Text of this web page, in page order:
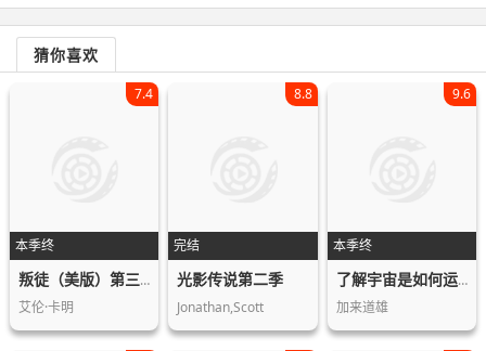
猜你喜欢
本季终
7.4
叛徒（美版）第三季
艾伦·卡明
完结
8.8
光影传说第二季
Jonathan,Scott
本季终
9.6
了解宇宙是如何运行的第一季
加来道雄